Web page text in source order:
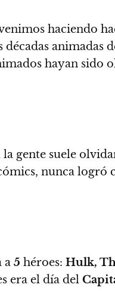
haciendo
animadas
hayan sido
gente suele
nunca logró
a 5 héroes: Hulk,
era el día del